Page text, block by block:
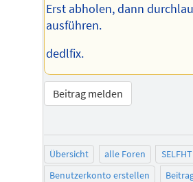
Erst abholen, dann
ausführen.
dedlfix.
Beitrag melden
Übersicht alle Foren
Benutzerkonto erstellen